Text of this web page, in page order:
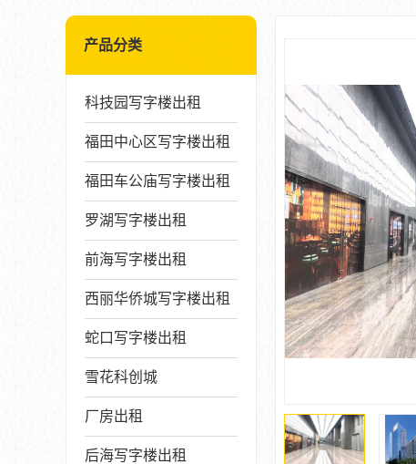
产品分类
科技园写字楼出租
福田中心区写字楼出租
福田车公庙写字楼出租
罗湖写字楼出租
前海写字楼出租
西丽华侨城写字楼出租
蛇口写字楼出租
雪花科创城
厂房出租
后海写字楼出租